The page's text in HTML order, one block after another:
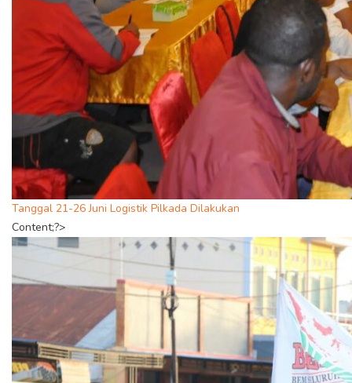
Tanggal 21-26 Juni Logistik Pilkada Dilakukan
Content;?>